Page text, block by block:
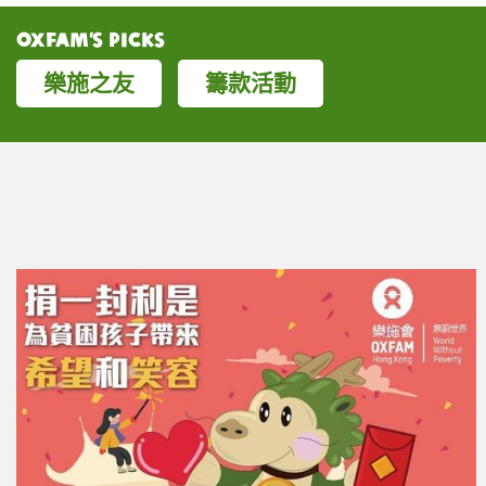
Oxfam’s Picks
樂施之友
籌款活動